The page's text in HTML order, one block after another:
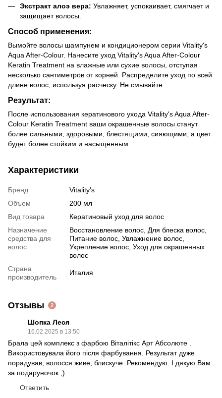
Экстракт алоэ вера: Увлажняет, успокаивает, смягчает и
защищает волосы.
Способ применения:
Вымойте волосы шампунем и кондиционером серии Vitality's
Aqua After-Colour. Нанесите уход Vitality's Aqua After-Colour
Keratin Treatment на влажные или сухие волосы, отступая
несколько сантиметров от корней. Распределите уход по всей
длине волос, используя расческу. Не смывайте.
Результат:
После использования кератинового ухода Vitality's Aqua After-
Colour Keratin Treatment ваши окрашенные волосы станут
более сильными, здоровыми, блестящими, сияющими, а цвет
будет более стойким и насыщенным.
Характеристики
Бренд
Vitality’s
Объем
200 мл
Вид товара
Кератиновый уход для волос
Назначение
средства для
волос
Восстановление волос, Для блеска волос,
Питание волос, Увлажнение волос,
Укрепление волос, Уход для окрашенных
волос
Страна
производитель
Италия
Отзывы 2
Шопка Леся
16.02.2025 в 13:50
Брала цей комплекс з фарбою Віталітікс Арт Абсолюте .
Використовувала його після фарбування. Результат дуже
порадував, волосся живе, блискуче. Рекомендую. І дякую Вам
за подаруночок ;)
Ответить